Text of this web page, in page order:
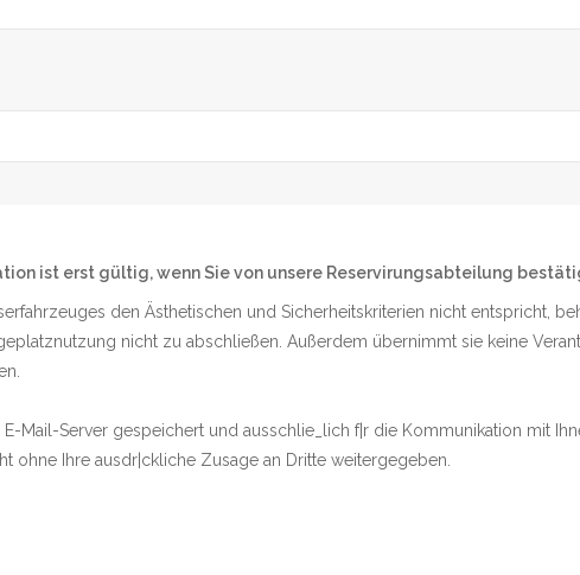
ist erst gültig, wenn Sie von unsere Reservirungsabteilung
den Ästhetischen und Sicherheitskriterien nicht entspricht,
nicht zu abschließen. Außerdem übernimmt sie keine
E-Mail-Server gespeichert und ausschlie_lich f|r die Kommunikation mit
ohne Ihre ausdr|ckliche Zusage an Dritte weitergegeben.